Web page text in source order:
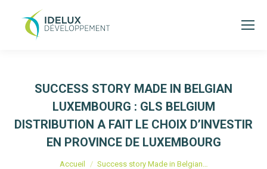
SUCCESS STORY MADE IN BELGIAN
LUXEMBOURG : GLS BELGIUM
DISTRIBUTION A FAIT LE CHOIX D’INVESTIR
EN PROVINCE DE LUXEMBOURG
Vous êtes ici :
Accueil Success story Made in Belgian…